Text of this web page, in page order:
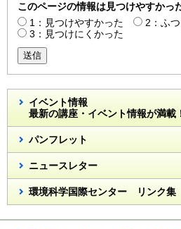
このページの情報は見つけやすかっ
1：見つけやすかった
2：ふつ
3：見つけにくかった
送信
イベント情報
最新の講座・イベント情報が満載
パンフレット
ニュースレター
環境科学国際センター リンク集